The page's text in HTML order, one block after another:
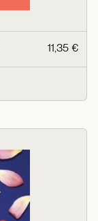
11,35 €